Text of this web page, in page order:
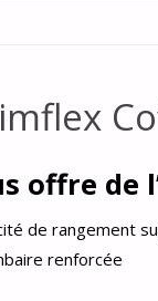
offre de
de rangement
renforcée